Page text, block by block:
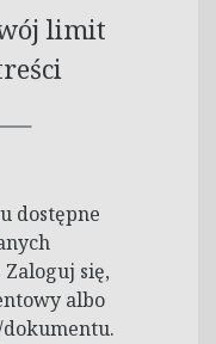
limit
dostępne
się,
albo